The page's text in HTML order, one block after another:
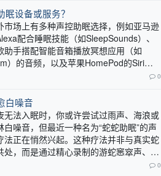
设备或服务？
市场上有多种声控助眠选择，例如亚马逊
配合睡眠技能（如SleepSounds）、
助手搭配智能音箱播放冥想应用（如
）的音频，以及苹果HomePod的Siri控
0
白噪音
无法入眠时，你或许尝试过雨声、海浪或
白噪音，但最近一种名为“蛇蛇助眠”的声
法正在悄然兴起。这种疗法并非与真实蛇
处，而是通过精心录制的游蛇窸窣声、规
信嘶鸣与鳞片摩擦的沙沙韵律，编织成…0